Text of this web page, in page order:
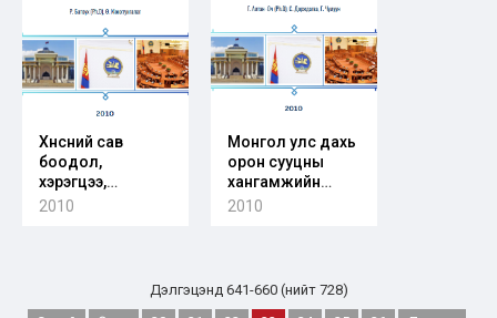
Хүнсний сав
боодол,
хэрэгцээ,
үйлдвэрлэлийн
2010
Монгол улс дахь
орон сууцны
хангамжийн
асуудал, хот
татуургын
өнөөгийн нөхцөл,
2010
Дэлгэцэнд 641-660 (нийт 728)